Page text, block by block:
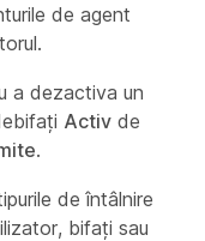
de agent
a dezactiva un
Activ de
.
de întâlnire
bifați sau